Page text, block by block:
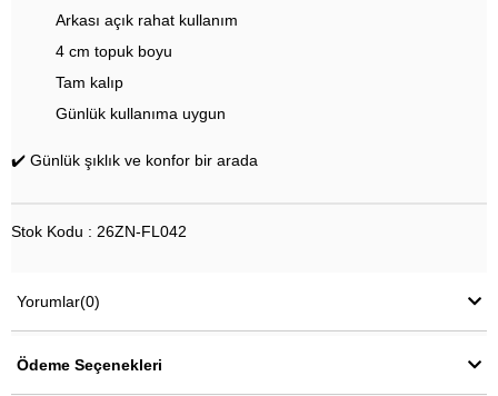
Arkası açık rahat kullanım
4 cm topuk boyu
Tam kalıp
Günlük kullanıma uygun
✔️ Günlük şıklık ve konfor bir arada
Stok Kodu : 26ZN-FL042
Yorumlar(0)
Ödeme Seçenekleri